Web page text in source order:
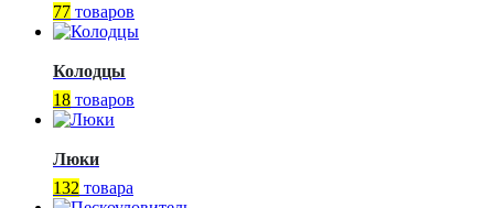
77 товаров
Колодцы
18 товаров
Люки
132 товара